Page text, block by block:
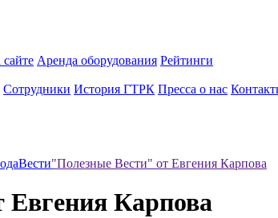
Аренда оборудования Рейтинги
Сотрудники История ГТРК Пресса о нас
Вести"Полезные Вести" от Евгения Карпова
Карпова